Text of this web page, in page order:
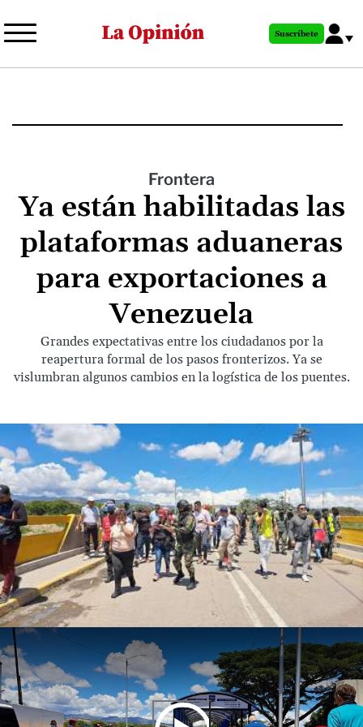
al
principal
Suscríbete
Frontera
Ya están habilitadas las
plataformas aduaneras
para exportaciones a
Venezuela
Grandes expectativas entre los ciudadanos por la
reapertura formal de los pasos fronterizos. Ya se
vislumbran algunos cambios en la logística de los puentes.